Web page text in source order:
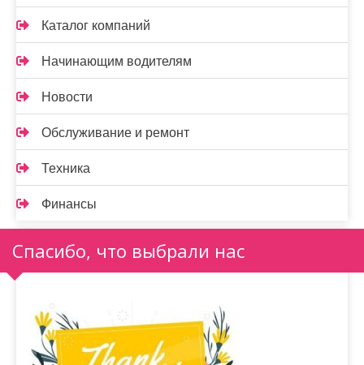
Каталог компаний
Начинающим водителям
Новости
Обслуживание и ремонт
Техника
Финансы
Спасибо, что выбрали нас